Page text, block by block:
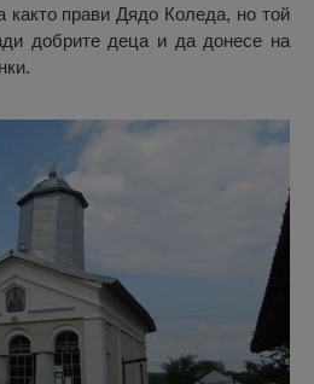
както прави Дядо Коледа, но той
добрите деца и да донесе на